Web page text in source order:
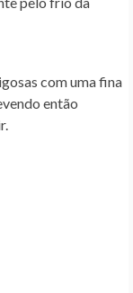
com uma fina
então